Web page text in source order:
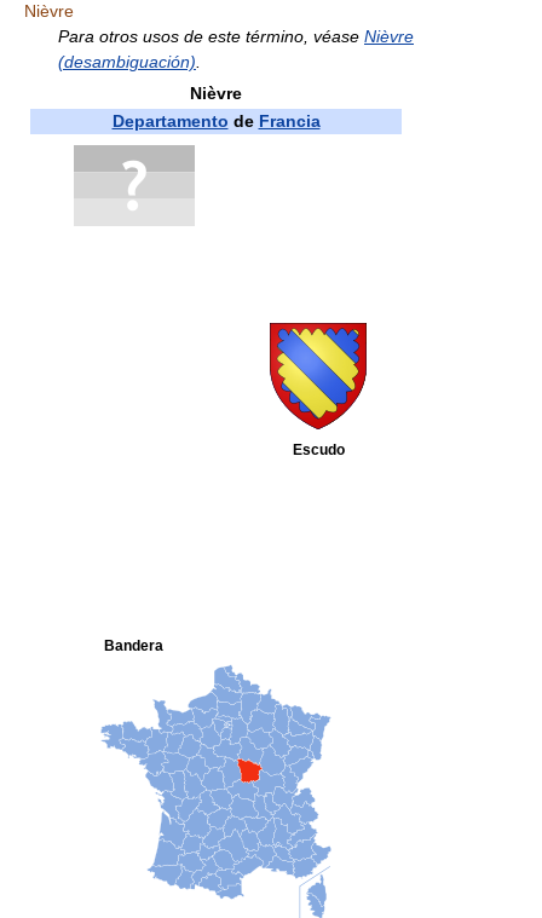
Nièvre
Para otros usos de este término, véase Nièvre
(desambiguación)
Nièvre
Departamento de Francia
Bandera
Escudo